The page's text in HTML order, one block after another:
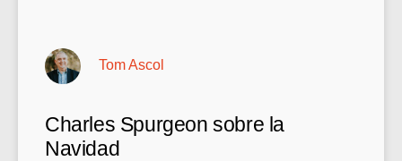
Charles Spurgeon sobre la
Navidad
Tom Ascol